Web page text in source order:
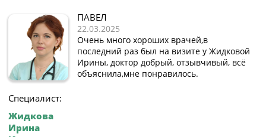
Специалист:
Жидкова
Ирина
ПАВЕЛ
22.03.2025
Очень много хороших врачей,в
последний раз был на визите у Жидковой
Ирины, доктор добрый, отзывчивый, всё
объяснила,мне понравилось.